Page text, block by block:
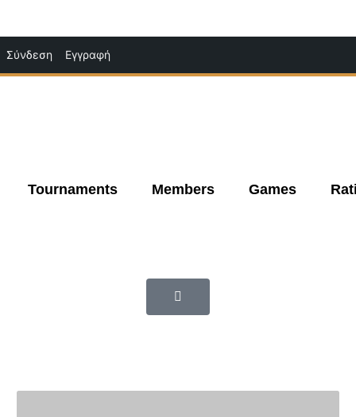
Σύνδεση Εγγραφή
στο
περιεχόμενο
Tournaments Members Games